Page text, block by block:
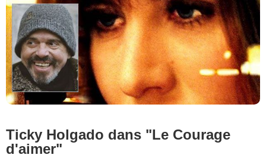
Ticky Holgado dans "Le Courage
d'aimer"